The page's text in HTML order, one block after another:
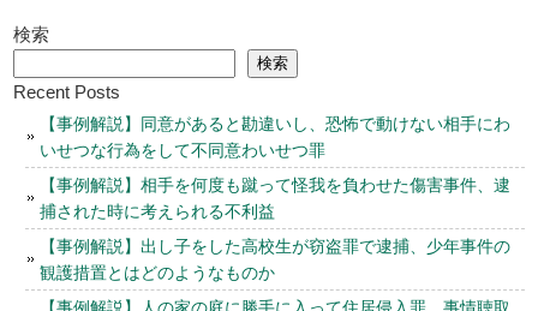
検索
検索
Recent Posts
【事例解説】同意があると勘違いし、恐怖で動けない相手にわ
いせつな行為をして不同意わいせつ罪
【事例解説】相手を何度も蹴って怪我を負わせた傷害事件、逮
捕された時に考えられる不利益
【事例解説】出し子をした高校生が窃盗罪で逮捕、少年事件の
観護措置とはどのようなものか